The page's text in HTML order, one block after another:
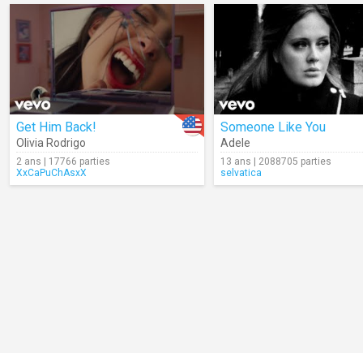
Get Him Back!
Olivia Rodrigo
2 ans | 17766 parties
XxCaPuChAsxX
Someone Like You
Adele
13 ans | 2088705 parties
selvatica